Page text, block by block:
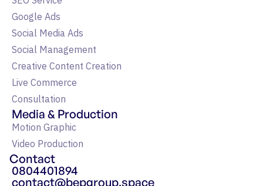
Google Ads
Social Media Ads
Social Management
Creative Content Creation
Live Commerce
Consultation
Media & Production
Motion Graphic
Video Production
Contact
0804401894
contact@bepgroup.space